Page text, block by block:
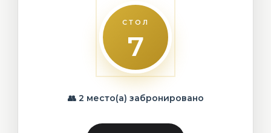
СТОЛ
7
👥 2 место(а) забронировано